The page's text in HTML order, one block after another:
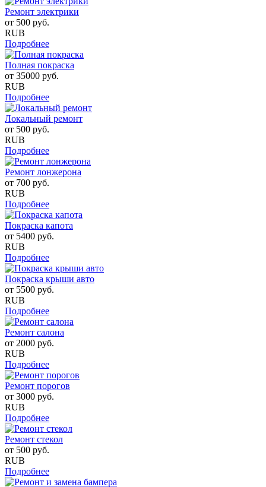
Ремонт электрики
от 500 руб.
RUB
Подробнее
Полная покраска
от 35000 руб.
RUB
Подробнее
Локальный ремонт
от 500 руб.
RUB
Подробнее
Ремонт лонжерона
от 700 руб.
RUB
Подробнее
Покраска капота
от 5400 руб.
RUB
Подробнее
Покраска крыши авто
от 5500 руб.
RUB
Подробнее
Ремонт салона
от 2000 руб.
RUB
Подробнее
Ремонт порогов
от 3000 руб.
RUB
Подробнее
Ремонт стекол
от 500 руб.
RUB
Подробнее